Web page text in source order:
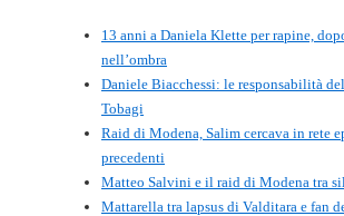
13 anni a Daniela Klette per rapine,
nell’ombra
Daniele Biacchessi: le responsabilità
Tobagi
Raid di Modena, Salim cercava in rete
precedenti
Matteo Salvini e il raid di Modena tra
Mattarella tra lapsus di Valditara e fan